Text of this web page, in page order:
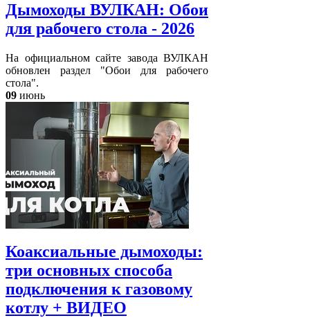
Дымоходы ВУЛКАН: Обои
для рабочего стола - 2026
На официальном сайте завода ВУЛКАН
обновлен раздел "Обои для рабочего
стола".
09 июнь
Коаксиальные дымоходы:
три основных способа
подключения к газовому
котлу + ВИДЕО